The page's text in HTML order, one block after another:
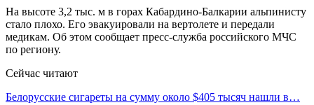
На высоте 3,2 тыс. м в горах Кабардино-Балкарии альпинисту
стало плохо. Его эвакуировали на вертолете и передали
медикам. Об этом сообщает пресс-служба российского МЧС
по региону.
Сейчас читают
Белорусские сигареты на сумму около $405 тысяч нашли в…